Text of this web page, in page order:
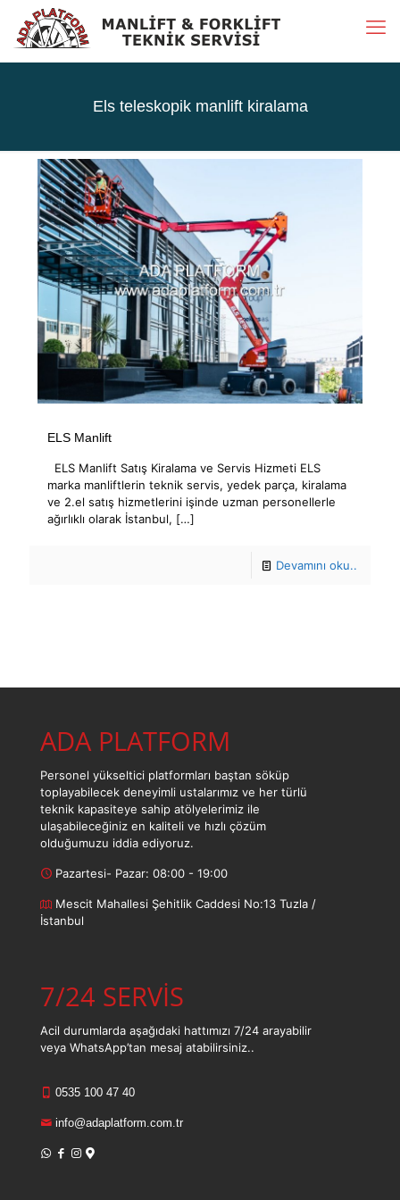
Els teleskopik manlift kiralama
ELS Manlift
ELS Manlift Satış Kiralama ve Servis Hizmeti ELS
marka manliftlerin teknik servis, yedek parça, kiralama
ve 2.el satış hizmetlerini işinde uzman personellerle
ağırlıklı olarak İstanbul, […]
Devamını oku..
ADA PLATFORM
Personel yükseltici platformları baştan söküp
toplayabilecek deneyimli ustalarımız ve her türlü
teknik kapasiteye sahip atölyelerimiz ile
ulaşabileceğiniz en kaliteli ve hızlı çözüm
olduğumuzu iddia ediyoruz.
Pazartesi- Pazar: 08:00 - 19:00
Mescit Mahallesi Şehitlik Caddesi No:13 Tuzla /
İstanbul
7/24 SERVİS
Acil durumlarda aşağıdaki hattımızı 7/24 arayabilir
veya WhatsApp’tan mesaj atabilirsiniz..
0535 100 47 40
info@adaplatform.com.tr